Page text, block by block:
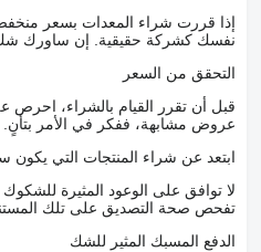
إذا قررت شراء المعدات بسعر
نفسك كشركة حقيقية. إن ساورك شك،
التحقق من السعر
قبل أن تقرر القيام بالشراء، احرص
عروض مشابهة، ففكر في الأمر بتأنٍ.
ابتعد عن شراء المنتجات التي
لا توافق على الوعود المثيرة
تفحص صحة التصديق على تلك
الدفع المسبك المثير للشك